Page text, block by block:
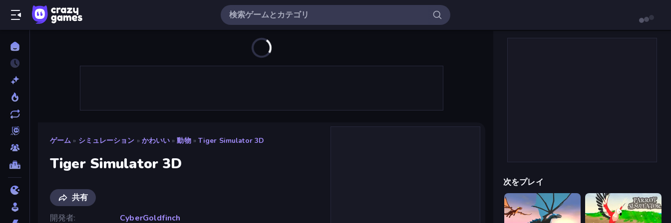
ゲーム » シミュレーション » かわいい » 動物 » Tiger Simulator 3D
Tiger Simulator 3D
共有
開発者
CyberGoldfinch
次をプレイ